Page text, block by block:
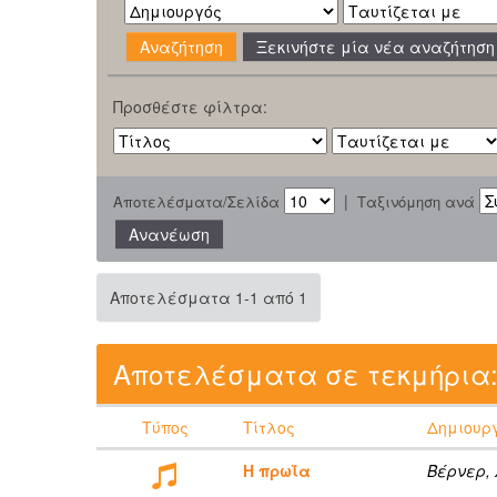
Ξεκινήστε μία νέα αναζήτηση
Προσθέστε φίλτρα:
Αποτελέσματα/Σελίδα | Ταξινόμηση ανά
Αποτελέσματα 1-1 από 1
Αποτελέσματα σε τεκμήρια:
Τύπος Τίτλος
Η πρωΐα
Βέρνερ,